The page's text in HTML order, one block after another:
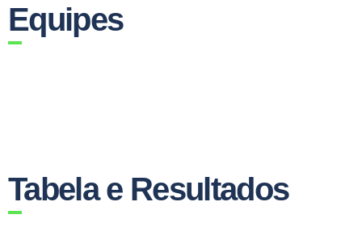
Equipes
Tabela e Resultados